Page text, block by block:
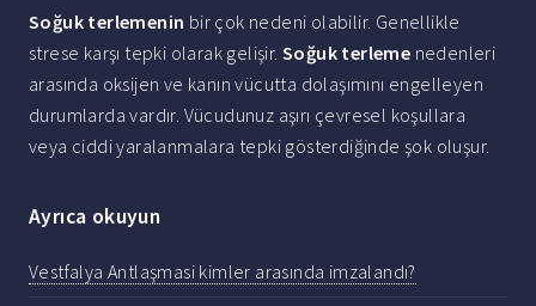
Soğuk terlemenin bir çok nedeni olabilir. Genellikle
strese karşı tepki olarak gelişir. Soğuk terleme nedenleri
arasında oksijen ve kanın vücutta dolaşımını engelleyen
durumlarda vardır. Vücudunuz aşırı çevresel koşullara
veya ciddi yaralanmalara tepki gösterdiğinde şok oluşur.
Ayrıca okuyun
Vestfalya Antlaşmasi kimler arasında imzalandı?